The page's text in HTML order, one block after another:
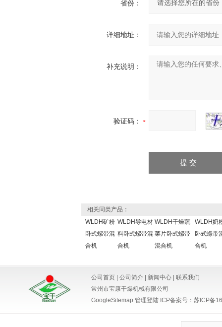
省份：
详细地址：
补充说明：
验证码：
相关同类产品：
WLDH矿粉
卧式螺带混
合机
WLDH导电材
料卧式螺带混
合机
WLDH干燥蔬
菜片卧式螺带
混合机
WLDH奶
卧式螺带
合机
公司首页 公司简介 新闻中心
联系我们
常州市宝康干燥机械有限公司
GoogleSitemap 管理登陆 ICP备案号： 苏ICP备